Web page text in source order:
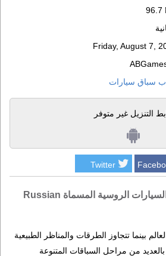
96.7
Friday, August 7,
سباق سيارات
التنزيل غير متوفر
Twitter
ما رأيك في لعبة سباق السيارات الروسية المسماة Russian
بينما تتجاوز الطرقات والمناظر الطبيعية
بالعديد من مراحل السباقات المتنوعة